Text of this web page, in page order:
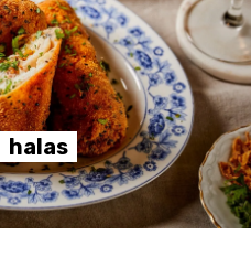
halas